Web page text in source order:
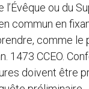
l’Évêque ou du
commun en
comme le
1473 CCEO.
doivent être